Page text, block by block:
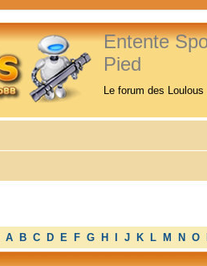
Entente
Pied
Le forum des Loulous
A B C D E F G H J K L M N O